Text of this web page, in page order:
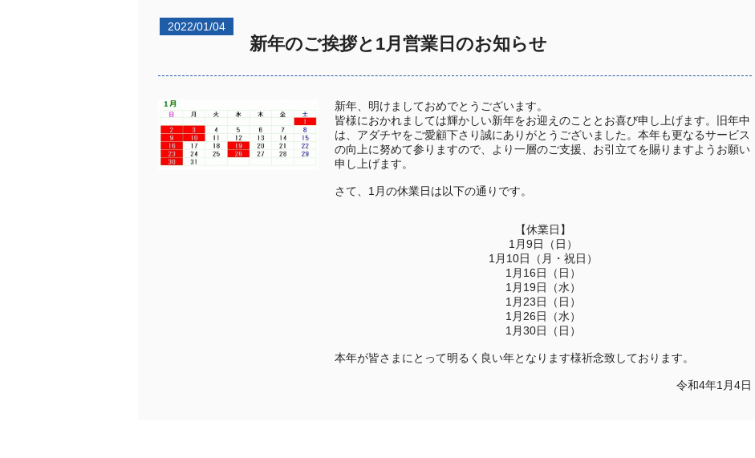
2022/01/04
新年のご挨拶と1月営業日のお知らせ
新年、明けましておめでとうございます。
皆様におかれましては輝かしい新年をお迎えのこととお喜び申し上げます。旧年中
は、アダチヤをご愛顧下さり誠にありがとうございました。本年も更なるサービス
の向上に努めて参りますので、より一層のご支援、お引立てを賜りますようお願い
申し上げます。
さて、1月の休業日は以下の通りです。
【休業日】
1月9日（日）
1月10日（月・祝日）
1月16日（日）
1月19日（水）
1月23日（日）
1月26日（水）
1月30日（日）
本年が皆さまにとって明るく良い年となります様祈念致しております。
令和4年1月4日